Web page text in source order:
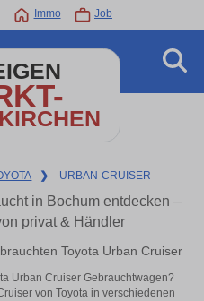
Immo Job
❯ URBAN-CRUISER
in Bochum entdecken –
privat & Händler
Toyota Urban Cruiser
Urban Cruiser Gebrauchtwagen?
von Toyota in verschiedenen